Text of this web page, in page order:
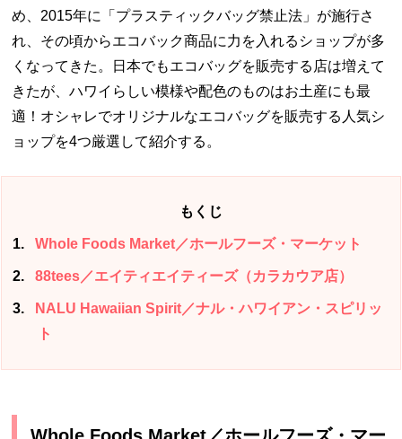
め、2015年に「プラスティックバッグ禁止法」が施行さ
れ、その頃からエコバック商品に力を入れるショップが多
くなってきた。日本でもエコバッグを販売する店は増えて
きたが、ハワイらしい模様や配色のものはお土産にも最
適！オシャレでオリジナルなエコバッグを販売する人気シ
ョップを4つ厳選して紹介する。
もくじ
1 Whole Foods Market／ホールフーズ・マーケット
2 88tees／エイティエイティーズ（カラカウア店）
3
NALU Hawaiian Spirit／ナル・ハワイアン・スピリッ
ト